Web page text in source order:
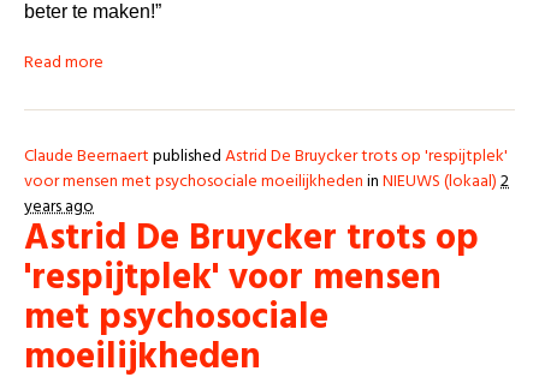
beter te maken!”
Read more
Claude BeernaertpublishedAstrid De Bruycker trots op 'respijtplek'
voor mensen met psychosociale moeilijkhedeninNIEUWS (lokaal)2
years ago
Astrid De Bruycker trots op
'respijtplek' voor mensen
met psychosociale
moeilijkheden